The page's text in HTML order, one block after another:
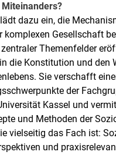
dazu ein, die
komplexen Gesellschaft
Themenfelder
die Konstitution und den
Sie verschafft
der
Kassel und
und Methoden der
vielseitig das Fach ist:
und